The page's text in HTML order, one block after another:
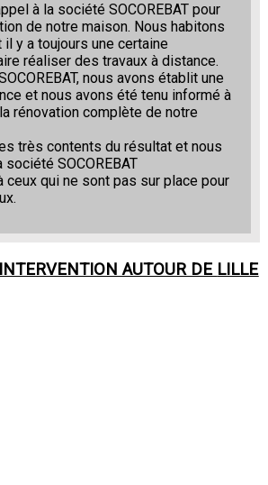
à la société SOCOREBAT pour
de notre maison. Nous habitons
il y a toujours une certaine
réaliser des travaux à distance.
nous avons établit une
et nous avons été tenu informé à
rénovation complète de notre
très contents du résultat et nous
SOCOREBAT
ceux qui ne sont pas sur place pour
AUTOUR DE LILLE